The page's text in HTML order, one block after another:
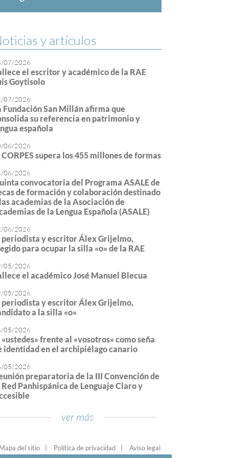
y artículos
07/2026
el escritor y académico de la RAE
Goytisolo
07/2026
Fundación San Millán afirma que
su referencia en patrimonio y
española
06/2026
CORPES supera los 455 millones de formas
06/2026
convocatoria del Programa ASALE de
de formación y colaboración destinado
academias de la Asociación de
de la Lengua Española (ASALE)
06/2026
periodista y escritor Álex Grijelmo,
para ocupar la silla «o» de la RAE
05/2026
el académico José Manuel Blecua
05/2026
periodista y escritor Álex Grijelmo,
a la silla «o»
05/2026
«ustedes» frente al «vosotros» como seña
identidad en el archipiélago canario
05/2026
preparatoria de la III Convención de
Red Panhispánica de Lenguaje Claro y
ver más
Mapa del sitio Política de privacidad Aviso legal